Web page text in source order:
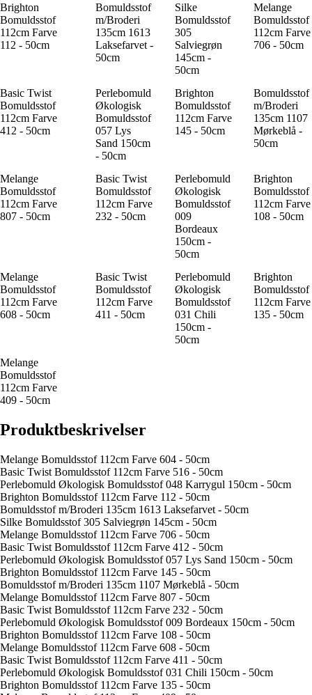
Brighton
Bomuldsstof
112cm Farve
112 - 50cm
Bomuldsstof
m/Broderi
135cm 1613
Laksefarvet -
50cm
Silke
Bomuldsstof
305
Salviegrøn
145cm -
50cm
Melange
Bomuldsstof
112cm Farve
706 - 50cm
Basic Twist
Bomuldsstof
112cm Farve
412 - 50cm
Perlebomuld
Økologisk
Bomuldsstof
057 Lys
Sand 150cm
- 50cm
Brighton
Bomuldsstof
112cm Farve
145 - 50cm
Bomuldsstof
m/Broderi
135cm 1107
Mørkeblå -
50cm
Melange
Bomuldsstof
112cm Farve
807 - 50cm
Basic Twist
Bomuldsstof
112cm Farve
232 - 50cm
Perlebomuld
Økologisk
Bomuldsstof
009
Bordeaux
150cm -
50cm
Brighton
Bomuldsstof
112cm Farve
108 - 50cm
Melange
Bomuldsstof
112cm Farve
608 - 50cm
Basic Twist
Bomuldsstof
112cm Farve
411 - 50cm
Perlebomuld
Økologisk
Bomuldsstof
031 Chili
150cm -
50cm
Brighton
Bomuldsstof
112cm Farve
135 - 50cm
Melange
Bomuldsstof
112cm Farve
409 - 50cm
Produktbeskrivelser
Melange Bomuldsstof 112cm Farve 604 - 50cm
Basic Twist Bomuldsstof 112cm Farve 516 - 50cm
Perlebomuld Økologisk Bomuldsstof 048 Karrygul 150cm - 50cm
Brighton Bomuldsstof 112cm Farve 112 - 50cm
Bomuldsstof m/Broderi 135cm 1613 Laksefarvet - 50cm
Silke Bomuldsstof 305 Salviegrøn 145cm - 50cm
Melange Bomuldsstof 112cm Farve 706 - 50cm
Basic Twist Bomuldsstof 112cm Farve 412 - 50cm
Perlebomuld Økologisk Bomuldsstof 057 Lys Sand 150cm - 50cm
Brighton Bomuldsstof 112cm Farve 145 - 50cm
Bomuldsstof m/Broderi 135cm 1107 Mørkeblå - 50cm
Melange Bomuldsstof 112cm Farve 807 - 50cm
Basic Twist Bomuldsstof 112cm Farve 232 - 50cm
Perlebomuld Økologisk Bomuldsstof 009 Bordeaux 150cm - 50cm
Brighton Bomuldsstof 112cm Farve 108 - 50cm
Melange Bomuldsstof 112cm Farve 608 - 50cm
Basic Twist Bomuldsstof 112cm Farve 411 - 50cm
Perlebomuld Økologisk Bomuldsstof 031 Chili 150cm - 50cm
Brighton Bomuldsstof 112cm Farve 135 - 50cm